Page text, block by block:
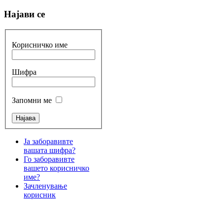
Најави се
Корисничко име
Шифра
Запомни ме
Ја заборавивте
вашата шифра?
Го заборавивте
вашето корисничко
име?
Зачленување
корисник